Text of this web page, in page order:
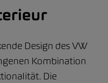
Design des VW
Kombination
Die